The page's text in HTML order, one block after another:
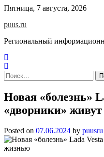
Skip
content
Пятница, 7 августа, 2026
puus.ru
Региональный
Найти:
Новая «болезнь»
«дворники»
Posted on 07.06.2024 by puusru